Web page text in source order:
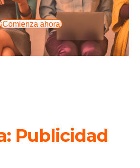
¡Comienza ahora!
Publicidad